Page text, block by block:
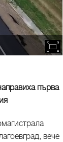
първа
вече